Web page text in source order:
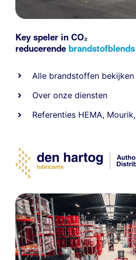
Key speler in CO₂
reducerende brandstofblends
Alle brandstoffen bekijken
Over onze diensten
Referenties HEMA, Mourik,